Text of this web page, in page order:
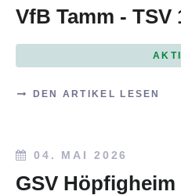
VfB Tamm - TSV
DEN ARTIKEL LESEN
04. MAI 2026
GSV Höpfigheim